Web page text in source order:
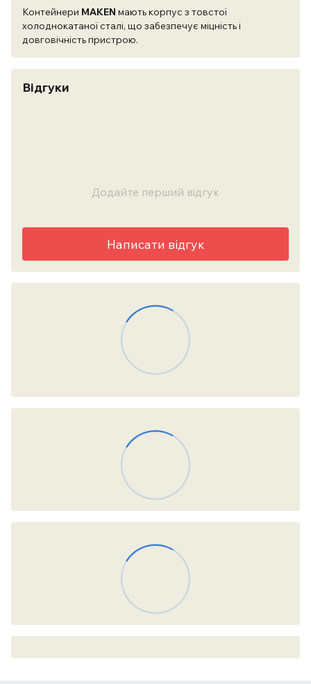
Контейнери MAKEN мають корпус з товстої
холоднокатаної сталі, що забезпечує міцність і
довговічність пристрою.
Відгуки
Додайте перший відгук
Написати відгук